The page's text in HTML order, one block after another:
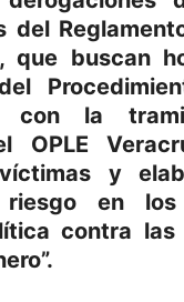
del
que buscan
con la
OPLE
y
riesgo en
contra las